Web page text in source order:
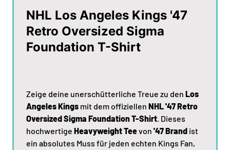
NHL Los Angeles Kings '47
Retro Oversized Sigma
Foundation T-Shirt
Zeige deine unerschütterliche Treue zu den Los
Angeles Kings mit dem offiziellen NHL '47 Retro
Oversized Sigma Foundation T-Shirt. Dieses
hochwertige Heavyweight Teevon '47 Brand ist
ein absolutes Muss für jeden echten Kings Fan,